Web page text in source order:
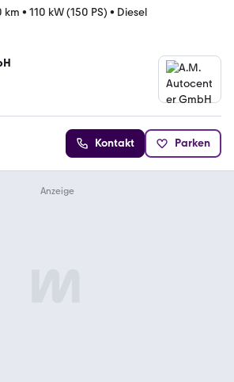
km • 110 kW (150 PS) • Diesel
Kontakt Parken